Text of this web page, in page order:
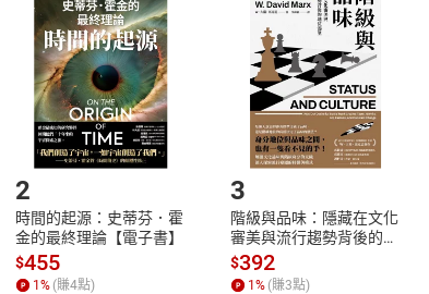
或辦理退貨時，請登入樂天市場，並於「我的訂單
請進行審核，待審核通過後將為您辦理退款事宜。
筆訂單為單位進行取消/退貨，恕無法以單支商品取
Shopping cart Login
使用？
載具 Step2.登入
2
時間的起源：史蒂芬．霍
金的最終理論【電子書】
$455
1 % (賺4點)
3
階級與品味：隱藏在文化
審美與流行趨勢背後的地
位渴望【電子書】
$392
1 % (賺3點)